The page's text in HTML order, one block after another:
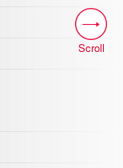
Scroll